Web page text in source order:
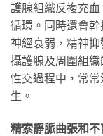
護腺組織反複充
循環。同時還會
神經衰弱，精神
攝護腺及周圍組
性交過程中，常
生。
精索靜脈曲張和不